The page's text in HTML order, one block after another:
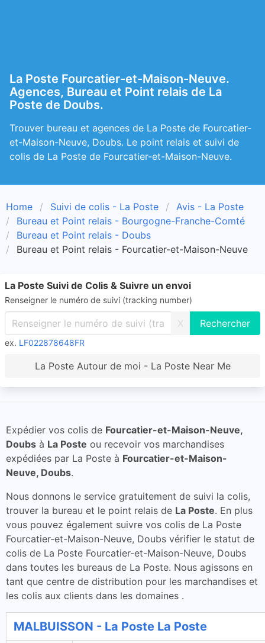
La Poste Fourcatier-et-Maison-Neuve.
Agences, Bureau et Point relais de La
Poste de Doubs.
Trouver bureau et agences de La Poste de Fourcatier-
et-Maison-Neuve, Doubs. Le point relais et suivi de
colis de La Poste de Fourcatier-et-Maison-Neuve.
Home Suivi de colis - La Poste
Avis - La Poste
Bureau et Point relais - Bourgogne-Franche-Comté
Bureau et Point relais - Doubs
Bureau et Point relais - Fourcatier-et-Maison-Neuve
La Poste Suivi de Colis & Suivre un envoi
Renseigner le numéro de suivi (tracking number)
X
ex. LF022878648FR
La Poste Autour de moi - La Poste Near Me
Expédier vos colis de Fourcatier-et-Maison-Neuve,
Doubs à La Poste ou recevoir vos marchandises
expédiées par La Poste à Fourcatier-et-Maison-
Neuve, Doubs.
Nous donnons le service gratuitement de suivi la colis,
trouver la bureau et le point relais de La Poste. En plus
vous pouvez également suivre vos colis de La Poste
Fourcatier-et-Maison-Neuve, Doubs vérifier le statut de
colis de La Poste Fourcatier-et-Maison-Neuve, Doubs
dans toutes les bureaus de La Poste. Nous agissons en
tant que centre de distribution pour les marchandises et
les colis aux clients dans les domaines .
MALBUISSON - La Poste La Poste